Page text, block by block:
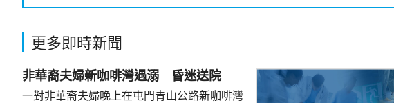
更多即時新聞
非華裔夫婦新咖啡灣遇溺 昏迷送院
一對非華裔夫婦晚上在屯門青山公路新咖啡灣